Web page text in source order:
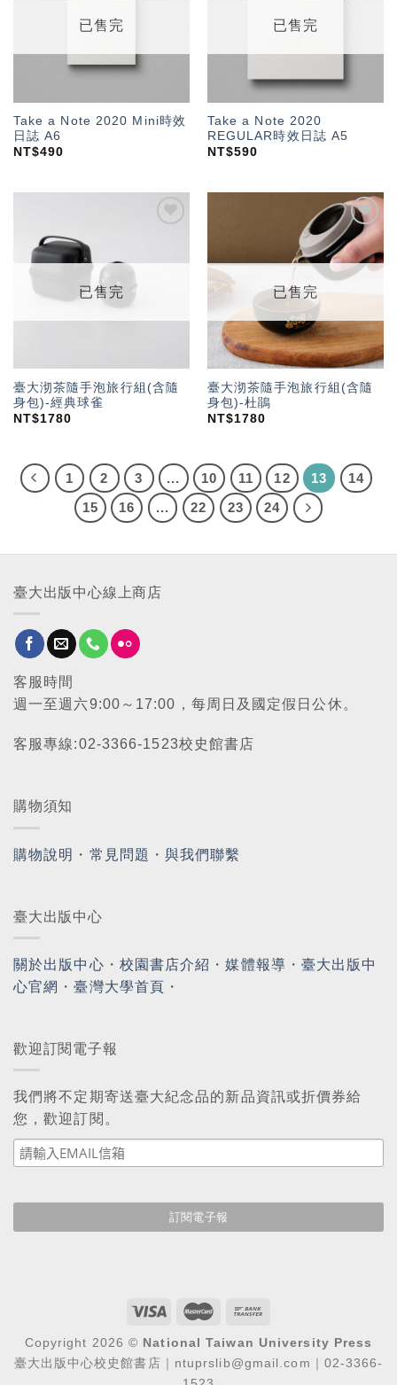
已售完
Take a Note 2020 Mini時效
日誌 A6
NT$490
已售完
Take a Note 2020
REGULAR時效日誌 A5
NT$590
望輕
已售完
臺大沏茶隨手泡旅行組(含隨
身包)-經典球雀
NT$1780
加入
「願
望輕
單」
已售完
臺大沏茶隨手泡旅行組(含隨
身包)-杜鵑
NT$1780
1 2 3 ... 10 11 12 13
14
15
16 ... 22 23 24
臺大出版中心線上商店
客服時間
週一至週六9:00～17:00，每周日及國定假日公休。
客服專線:02-3366-1523校史館書店
購物須知
購物說明 ・ 常見問題 ・與我們聯繫
臺大出版中心
關於出版中心 ・ 校園書店介紹 ・媒體報導 ・ 臺大出版中
心官網 ・臺灣大學首頁 ・
歡迎訂閱電子報
我們將不定期寄送臺大紀念品的新品資訊或折價券給
您，歡迎訂閱。
Copyright 2026 © National Taiwan University Press
臺大出版中心校史館書店｜ntuprslib@gmail.com｜02-3366-